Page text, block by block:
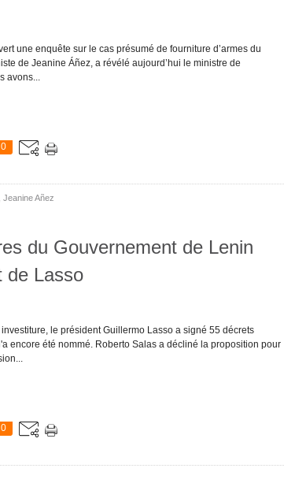
une enquête sur le cas présumé de fourniture d’armes du
de Jeanine Áñez, a révélé aujourd’hui le ministre de
avons...
0
Jeanine Añez
du Gouvernement de Lenin
de Lasso
le président Guillermo Lasso a signé 55 décrets
encore été nommé. Roberto Salas a décliné la proposition pour
0